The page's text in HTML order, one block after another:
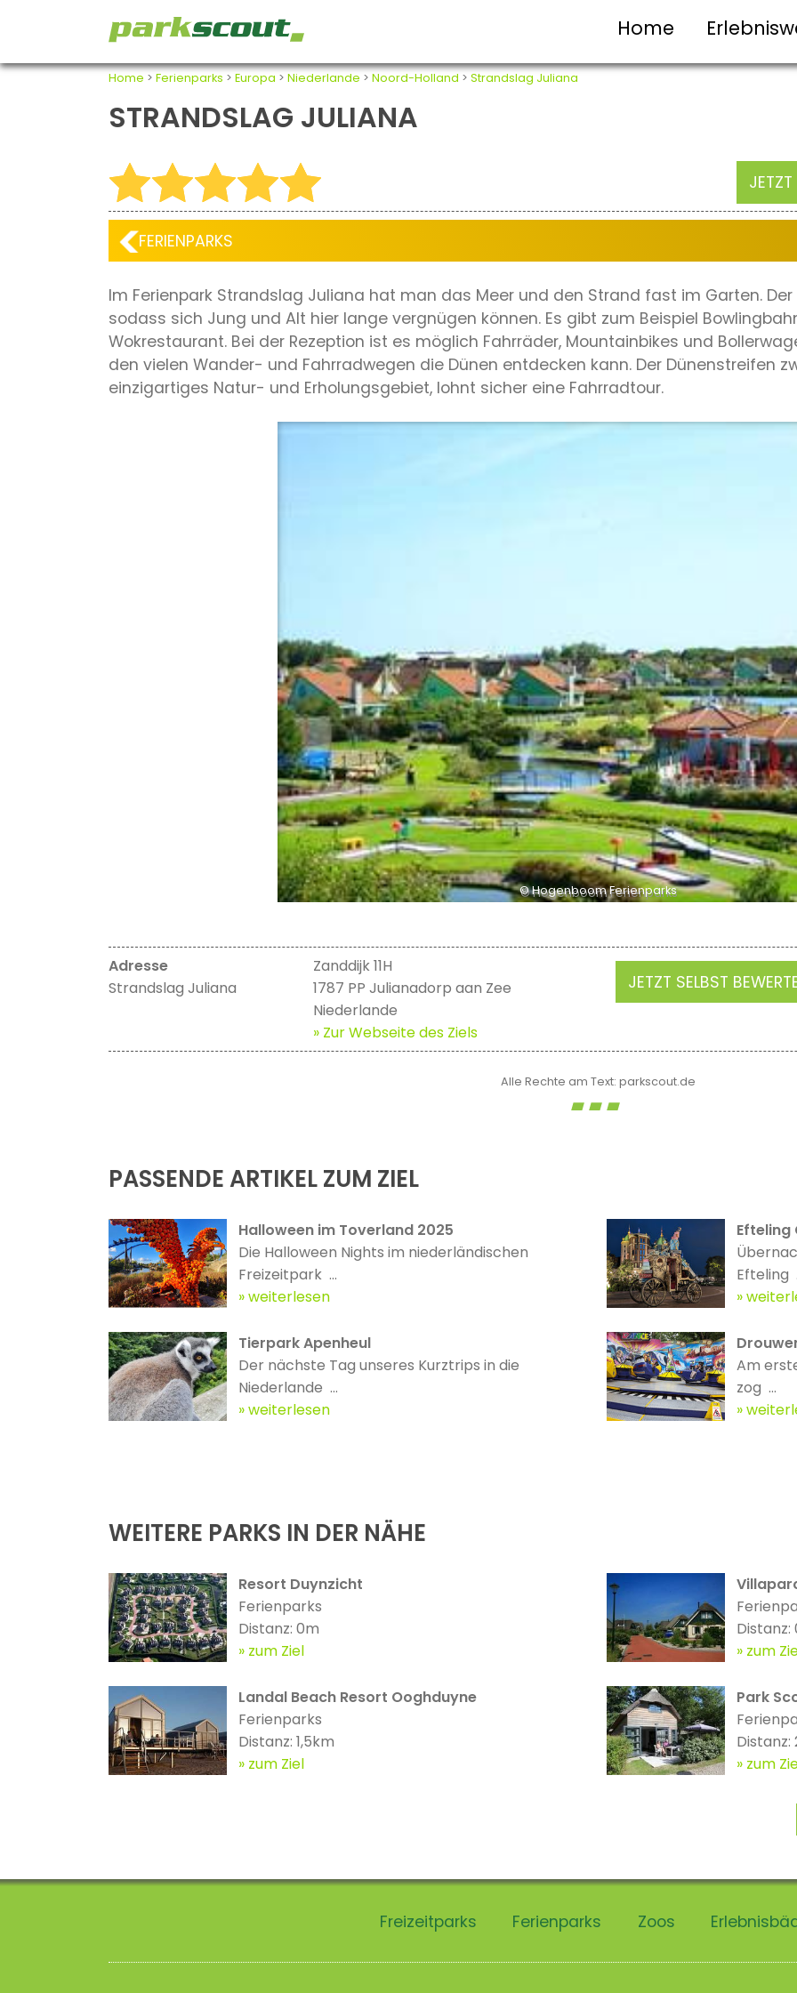
Home
Home > Ferienparks > Europa > Niederlande > Noord-Holland > Strandslag Juliana
STRANDSLAG JULIANA
JETZT
FERIENPARKS
Im Ferienpark Strandslag Juliana hat man das Meer und den Strand fast im Garten.
sodass sich Jung und Alt hier lange vergnügen können. Es gibt zum Beispiel
Wokrestaurant. Bei der Rezeption ist es möglich Fahrräder, Mountainbikes und
den vielen Wander- und Fahrradwegen die Dünen entdecken kann. Der Dünenstreifen
einzigartiges Natur- und Erholungsgebiet, lohnt sicher eine Fahrradtour.
© Hogenboom Ferienparks
Adresse
Strandslag Juliana
Zanddijk 11H
1787 PP Julianadorp aan Zee
Niederlande
» Zur Webseite des Ziels
JETZT SELBST
Alle Rechte am Text: parkscout.de
PASSENDE ARTIKEL ZUM ZIEL
Halloween im Toverland 2025
Die Halloween Nights im niederländischen
Freizeitpark ...
weiterlesen
Efteling
Efteling
Tierpark Apenheul
Der nächste Tag unseres Kurztrips in die
Niederlande ...
weiterlesen
Am
zog ...
WEITERE PARKS IN DER NÄHE
Resort Duynzicht
Ferienparks
Distanz: 0m
zum Ziel
Distanz:
zum
Landal Beach Resort Ooghduyne
Ferienparks
Distanz: 1,5km
zum Ziel
Park
Distanz:
zum
Freizeitparks Ferienparks Zoos